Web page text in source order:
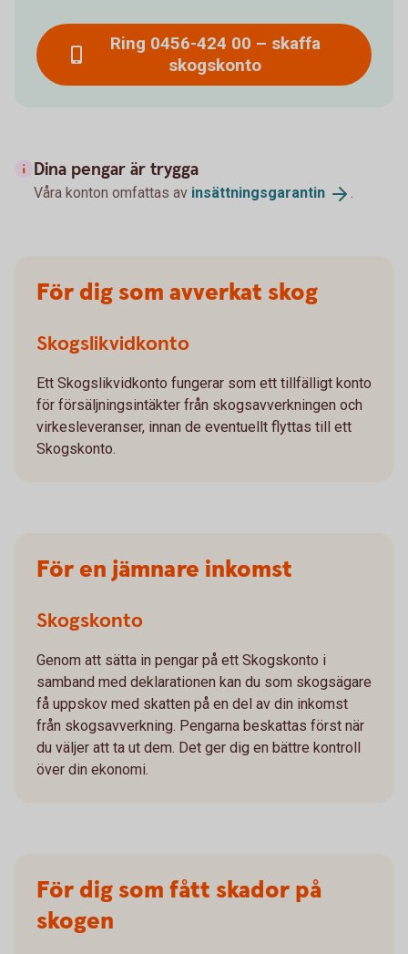
Ring 0456-424 00 – skaffa
skogskonto
Dina pengar är trygga
Våra konton omfattas av insättningsgarantin .
För dig som avverkat skog
Skogslikvidkonto
Ett Skogslikvidkonto fungerar som ett tillfälligt konto
för försäljningsintäkter från skogsavverkningen och
virkesleveranser, innan de eventuellt flyttas till ett
Skogskonto.
För en jämnare inkomst
Skogskonto
Genom att sätta in pengar på ett Skogskonto i
samband med deklarationen kan du som skogsägare
få uppskov med skatten på en del av din inkomst
från skogsavverkning. Pengarna beskattas först när
du väljer att ta ut dem. Det ger dig en bättre kontroll
över din ekonomi.
För dig som fått skador på
skogen